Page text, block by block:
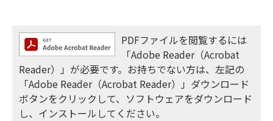
PDFファイルを閲覧するには
「Adobe Reader（Acrobat
Reader）」が必要です。お持ちでない方は、左記の
「Adobe Reader（Acrobat Reader）」ダウンロード
ボタンをクリックして、ソフトウェアをダウンロード
し、インストールしてください。